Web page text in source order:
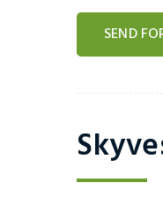
SEND